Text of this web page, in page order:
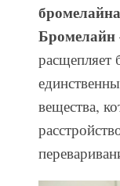
бромелайна
Бромелайн
расщепляет
вещества,